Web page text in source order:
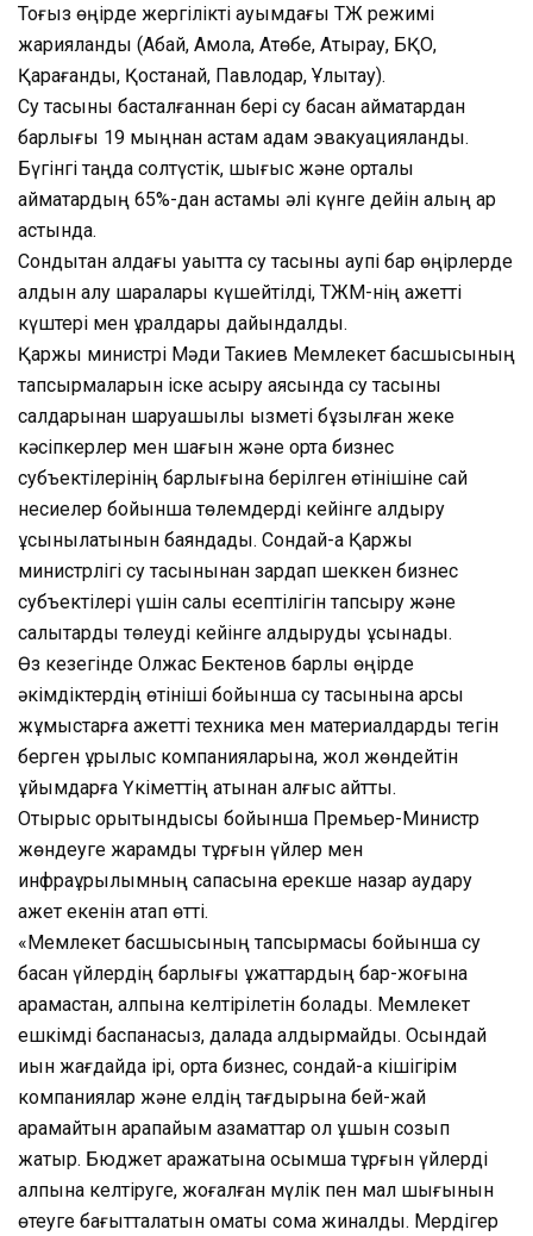
Тоғыз өңірде жергілікті ауқымдағы ТЖ режимі
жарияланды (Абай, Ақмола, Ақтөбе, Атырау, БҚО,
Қарағанды, Қостанай, Павлодар, Ұлытау).
Су тасқыны басталғаннан бері су басқан аймақтардан
барлығы 19 мыңнан астам адам эвакуацияланды.
Бүгінгі таңда солтүстік, шығыс және орталық
аймақтардың 65%-дан астамы әлі күнге дейін қалың қар
астында.
Сондықтан алдағы уақытта су тасқыны қаупі бар өңірлерде
алдын алу шаралары күшейтілді, ТЖМ-нің қажетті
күштері мен құралдары дайындалды.
Қаржы министрі Мәди Такиев Мемлекет басшысының
тапсырмаларын іске асыру аясында су тасқыны
салдарынан шаруашылық қызметі бұзылған жеке
кәсіпкерлер мен шағын және орта бизнес
субъектілерінің барлығына берілген өтінішіне сай
несиелер бойынша төлемдерді кейінге қалдыру
ұсынылатынын баяндады. Сондай-ақ Қаржы
министрлігі су тасқынынан зардап шеккен бизнес
субъектілері үшін салық есептілігін тапсыру және
салықтарды төлеуді кейінге қалдыруды ұсынады.
Өз кезегінде Олжас Бектенов барлық өңірде
әкімдіктердің өтініші бойынша су тасқынына қарсы
жұмыстарға қажетті техника мен материалдарды тегін
берген құрылыс компанияларына, жол жөндейтін
ұйымдарға Үкіметтің атынан алғыс айтты.
Отырыс қорытындысы бойынша Премьер-Министр
жөндеуге жарамды тұрғын үйлер мен
инфрақұрылымның сапасына ерекше назар аудару
қажет екенін атап өтті.
«Мемлекет басшысының тапсырмасы бойынша су
басқан үйлердің барлығы құжаттардың бар-жоғына
қарамастан, қалпына келтірілетін болады. Мемлекет
ешкімді баспанасыз, далада қалдырмайды. Осындай
қиын жағдайда ірі, орта бизнес, сондай-ақ кішігірім
компаниялар және елдің тағдырына бей-жай
қарамайтын қарапайым азаматтар қол ұшын созып
жатыр. Бюджет қаражатына қосымша тұрғын үйлерді
қалпына келтіруге, жоғалған мүлік пен мал шығынын
өтеуге бағытталатын қомақты сома жиналды. Мердігер